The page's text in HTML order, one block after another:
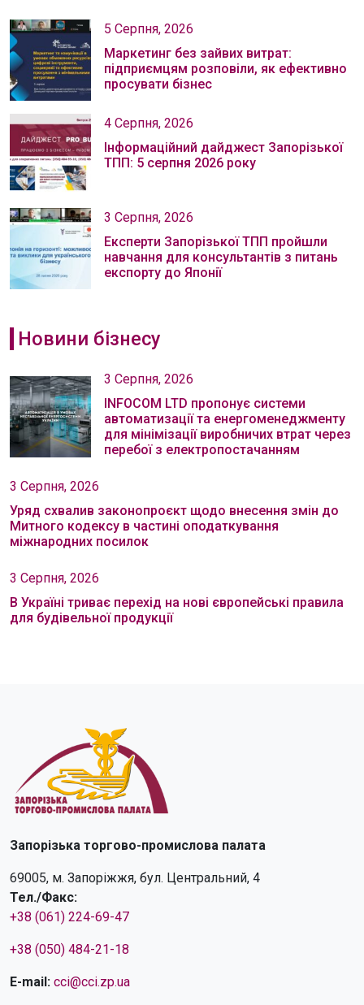
5 Серпня, 2026
Маркетинг без зайвих витрат:
підприємцям розповіли, як ефективно
просувати бізнес
4 Серпня, 2026
Інформаційний дайджест Запорізької
ТПП: 5 серпня 2026 року
3 Серпня, 2026
Експерти Запорізької ТПП пройшли
навчання для консультантів з питань
експорту до Японії
Новини бізнесу
3 Серпня, 2026
INFOCOM LTD пропонує системи
автоматизації та енергоменеджменту
для мінімізації виробничих втрат через
перебої з електропостачанням
3 Серпня, 2026
Уряд схвалив законопроєкт щодо внесення змін до
Митного кодексу в частині оподаткування
міжнародних посилок
3 Серпня, 2026
В Україні триває перехід на нові європейські правила
для будівельної продукції
Запорізька торгово-промислова палата
69005, м. Запоріжжя, бул. Центральний, 4
Тел./Факс:
+38 (061) 224-69-47
+38 (050) 484-21-18
E-mail: cci@cci.zp.ua